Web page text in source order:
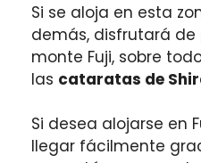
Si se aloja en esta
demás, disfrutará de
monte Fuji, sobre
las cataratas de
Si desea alojarse en
llegar fácilmente